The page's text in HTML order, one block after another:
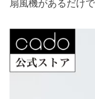
扇風機があるだけ